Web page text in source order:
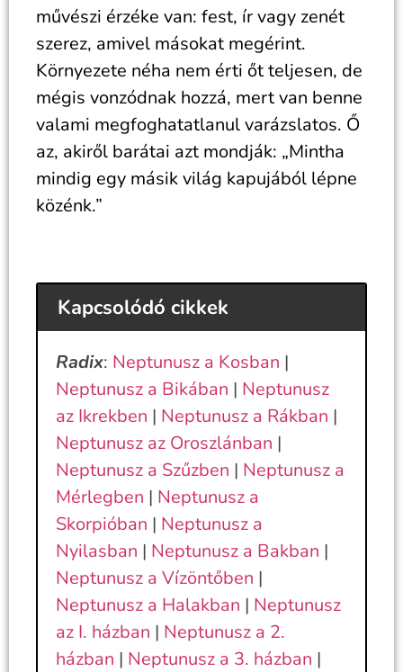
művészi érzéke van: fest, ír vagy zenét
szerez, amivel másokat megérint.
Környezete néha nem érti őt teljesen, de
mégis vonzódnak hozzá, mert van benne
valami megfoghatatlanul varázslatos. Ő
az, akiről barátai azt mondják: „Mintha
mindig egy másik világ kapujából lépne
közénk.”
Kapcsolódó cikkek
Radix: Neptunusz a Kosban |
Neptunusz a Bikában | Neptunusz
az Ikrekben | Neptunusz a Rákban |
Neptunusz az Oroszlánban |
Neptunusz a Szűzben | Neptunusz a
Mérlegben | Neptunusz a
Skorpióban | Neptunusz a
Nyilasban | Neptunusz a Bakban |
Neptunusz a Vízöntőben |
Neptunusz a Halakban | Neptunusz
az I. házban | Neptunusz a 2.
házban | Neptunusz a 3. házban |